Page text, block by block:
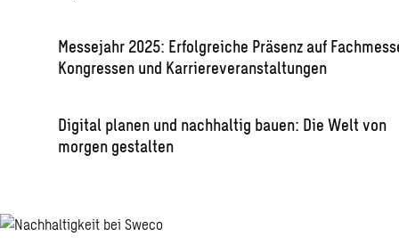
Messejahr 2025: Erfolgreiche Präsenz auf
Kongressen und Karriereveranstaltungen
Digital planen und nachhaltig bauen: Die Welt von
morgen gestalten